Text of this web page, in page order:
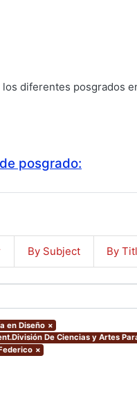
diferentes posgrados
posgrado:
By Subject By
en Diseño ×
De Ciencias y Artes
×